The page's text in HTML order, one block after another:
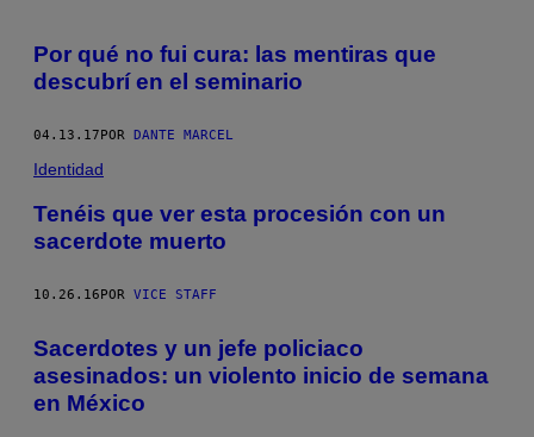
Por qué no fui cura: las mentiras que
descubrí en el seminario
04.13.17POR DANTE MARCEL
Identidad
Tenéis que ver esta procesión con un
sacerdote muerto
10.26.16 POR VICE STAFF
Sacerdotes y un jefe policiaco
asesinados: un violento inicio de semana
en México